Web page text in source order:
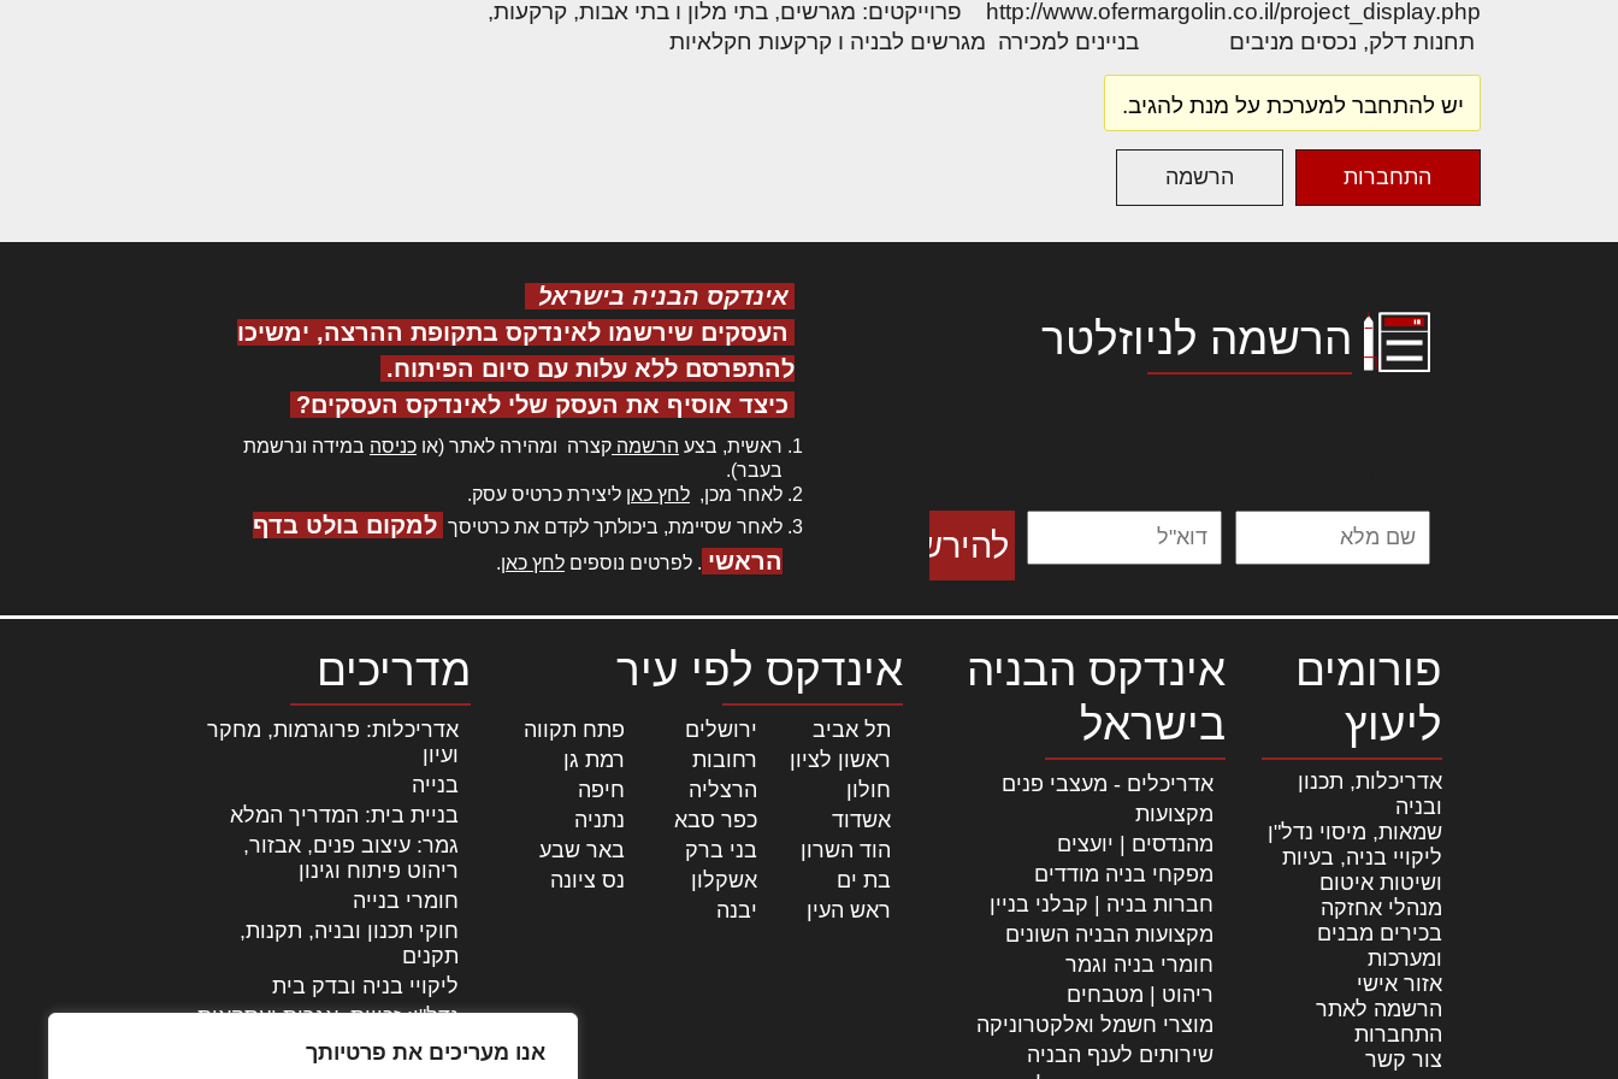
אנו מעריכים את פרטיותך
http://www.ofermargolin.co.il/project_display.php פרוייקטים: מגרשים, בתי מלון ו בתי אבות, קרקעות,
תחנות דלק, נכסים מניבים בניינים למכירה מגרשים לבניה ו קרקעות חקלאיות
יש להתחבר למערכת על מנת להגיב.
התחברות הרשמה
הרשמה לניוזלטר
אינדקס הבניה בישראל
העסקים שירשמו לאינדקס בתקופת ההרצה, ימשיכו
להתפרסם ללא עלות עם סיום הפיתוח.
כיצד אוסיף את העסק שלי לאינדקס העסקים?
ראשית, בצע הרשמה קצרה ומהירה לאתר (או כניסה במידה ונרשמת
בעבר).
לאחר מכן, לחץ כאן ליצירת כרטיס עסק.
לאחר שסיימת, ביכולתך לקדם את כרטיסך למקום בולט בדף
הראשי . לפרטים נוספים לחץ כאן.
פורומים
ליעוץ
אדריכלות, תכנון
ובניה
שמאות, מיסוי נדל"ן
ליקויי בניה, בעיות
ושיטות איטום
מנהלי אחזקה
בכירים מבנים
ומערכות
אזור אישי
הרשמה לאתר
התחברות
צור קשר
אינדקס הבניה
בישראל
אדריכלים - מעצבי פנים
מקצועות
מהנדסים | יועצים
מפקחי בניה מודדים
חברות בניה | קבלני בניין
מקצועות הבניה השונים
חומרי בניה וגמר
ריהוט | מטבחים
מוצרי חשמל ואלקטרוניקה
שירותים לענף הבניה
אינדקס לפי עיר
תל אביב ירושלים פתח תקווה
ראשון לציון
רחובות| רמת גן
חולון
הרצליה חיפה
אשדוד
כפר סבא| נתניה
הוד השרון
בני ברק באר שבע
בת ים
אשקלון נס ציונה
ראש העין
יבנה
מדריכים
אדריכלות: פרוגרמות, מחקר
ועיון
בנייה
בניית בית: המדריך המלא
גמר: עיצוב פנים, אבזור,
ריהוט פיתוח וגינון
חומרי בנייה
חוקי תכנון ובניה, תקנות,
תקנים
ליקויי בניה ובדק בית
נדל"ן: זכויות, אגרות ועסקאות
עיצוב הבית